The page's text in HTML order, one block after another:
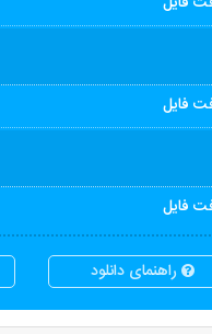
فایل
فایل
راهنمای دانلود